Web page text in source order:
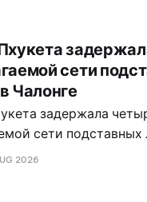
сети
Чалонге
задержала
сети
управляющими
2026